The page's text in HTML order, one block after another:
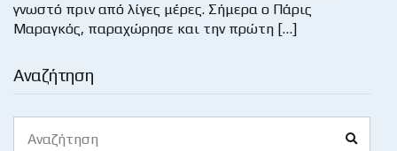
Αναζήτηση
for:
γνωστό πριν από λίγες μέρες. Σήμερα ο Πάρις
Μαραγκός, παραχώρησε και την πρώτη […]